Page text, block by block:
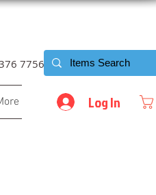
7756
Log In